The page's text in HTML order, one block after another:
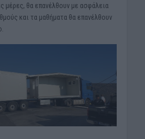
μέρες, θα επανέλθουν με ασφάλεια
και τα μαθήματα θα επανέλθουν